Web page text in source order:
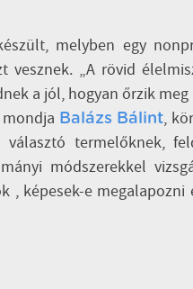
melyben egy
vesznek. „A rövid
a jól, hogyan őrzik
Balázs Bálint,
termelőknek,
módszerekkel
képesek-e megalapozni